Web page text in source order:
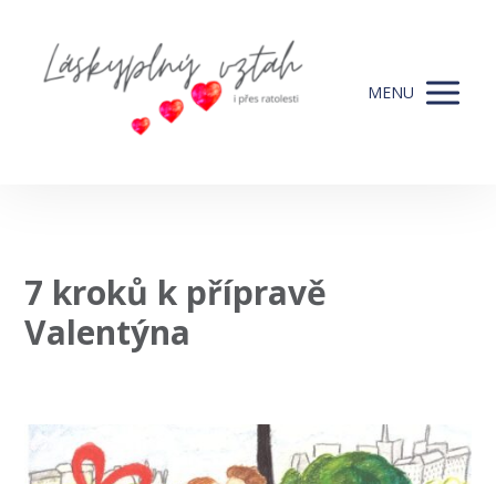
MENU
7 kroků k přípravě
Valentýna